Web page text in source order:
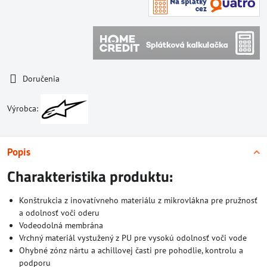
Doručenia
Výrobca:
Popis
Charakteristika produktu:
Konštrukcia z inovatívneho materiálu z mikrovlákna pre pružnosť
a odolnosť voči oderu
Vodeodolná membrána
Vrchný materiál vystužený z PU pre vysokú odolnosť voči vode
Ohybné zónz nártu a achillovej časti pre pohodlie, kontrolu a
podporu